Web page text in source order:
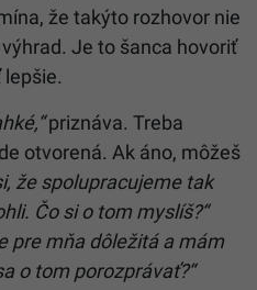
že takýto rozhovor nie
Je to šanca hovoriť
priznáva. Treba
otvorená. Ak áno, môžeš
že spolupracujeme tak
Čo si o tom myslíš?“
pre mňa dôležitá a mám
o tom porozprávať?“